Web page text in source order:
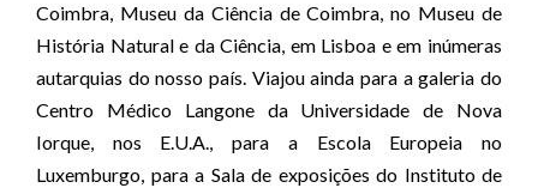
Coimbra, Museu da Ciência de Coimbra, no Museu de
História Natural e da Ciência, em Lisboa e em inúmeras
autarquias do nosso país. Viajou ainda para a galeria do
Centro Médico Langone da Universidade de Nova
Iorque, nos E.U.A., para a Escola Europeia no
Luxemburgo, para a Sala de exposições do Instituto de